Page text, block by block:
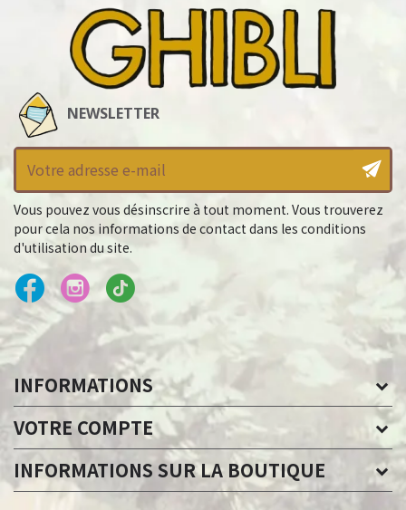
NEWSLETTER
Vous pouvez vous désinscrire à tout moment. Vous trouverez
pour cela nos informations de contact dans les conditions
d'utilisation du site.
INFORMATIONS
VOTRE COMPTE
INFORMATIONS SUR LA BOUTIQUE